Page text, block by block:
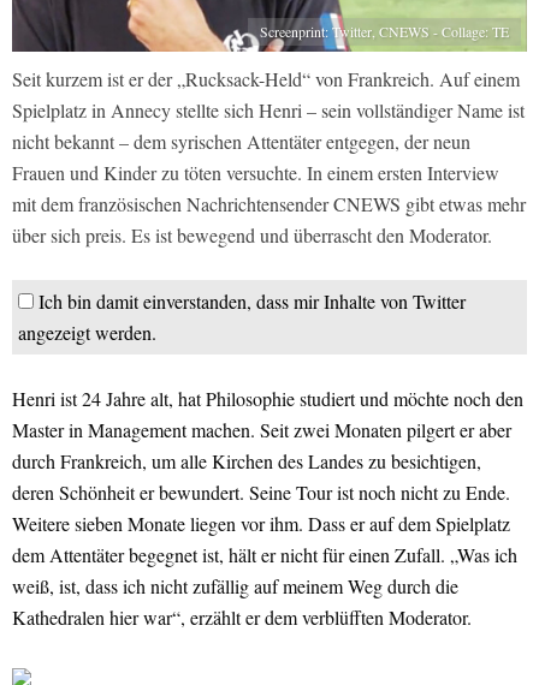
Screenprint: Twitter, CNEWS - Collage: TE
Seit kurzem ist er der „Rucksack-Held“ von Frankreich. Auf einem
Spielplatz in Annecy stellte sich Henri – sein vollständiger Name ist
nicht bekannt – dem syrischen Attentäter entgegen, der neun
Frauen und Kinder zu töten versuchte. In einem ersten Interview
mit dem französischen Nachrichtensender CNEWS gibt etwas mehr
über sich preis. Es ist bewegend und überrascht den Moderator.
Ich bin damit einverstanden, dass mir Inhalte von Twitter
angezeigt werden.
Henri ist 24 Jahre alt, hat Philosophie studiert und möchte noch den
Master in Management machen. Seit zwei Monaten pilgert er aber
durch Frankreich, um alle Kirchen des Landes zu besichtigen,
deren Schönheit er bewundert. Seine Tour ist noch nicht zu Ende.
Weitere sieben Monate liegen vor ihm. Dass er auf dem Spielplatz
dem Attentäter begegnet ist, hält er nicht für einen Zufall. „Was ich
weiß, ist, dass ich nicht zufällig auf meinem Weg durch die
Kathedralen hier war“, erzählt er dem verblüfften Moderator.